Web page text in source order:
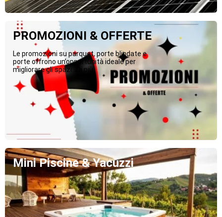
PROMOZIONI & OFFERTE
Le promozioni su parquet, porte blindate e
porte offrono un’opportunità ideale per
migliorare gli spazi...Di più
Mini Piscine & Yacuzzi